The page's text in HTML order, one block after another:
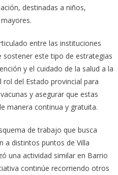
destinadas a niños,
entre las instituciones
este tipo de estrategias
y el cuidado de la salud a la
del Estado provincial para
y asegurar que estas
manera continua y gratuita.
de trabajo que busca
a distintos puntos de Villa
una actividad similar en Barrio
continúe recorriendo otros